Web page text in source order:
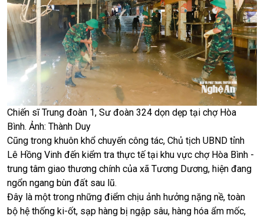
Chiến sĩ Trung đoàn 1, Sư đoàn 324 dọn dẹp tại chợ Hòa
Bình. Ảnh: Thành Duy
Cũng trong khuôn khổ chuyến công tác, Chủ tịch UBND tỉnh
Lê Hồng Vinh đến kiểm tra thực tế tại khu vực chợ Hòa Bình -
trung tâm giao thương chính của xã Tương Dương, hiện đang
ngổn ngang bùn đất sau lũ.
Đây là một trong những điểm chịu ảnh hưởng nặng nề, toàn
bộ hệ thống ki-ốt, sạp hàng bị ngập sâu, hàng hóa ẩm mốc,